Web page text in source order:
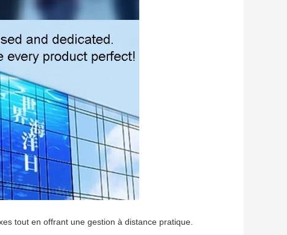
tout en offrant une gestion à distance pratique.